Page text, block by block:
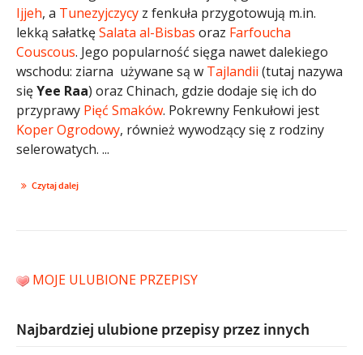
Ijjeh, a Tunezyjczycy z fenkuła przygotowują m.in.
lekką sałatkęSalata al-Bisbas oraz Farfoucha
Couscous. Jego popularność sięga nawet dalekiego
wschodu: ziarna używane są w Tajlandii (tutaj nazywa
sięYee Raa) oraz Chinach, gdzie dodaje się ich do
przyprawy Pięć Smaków. Pokrewny Fenkułowi jest
Koper Ogrodowy, również wywodzący się z rodziny
selerowatych. ...
Czytaj dalej
MOJE ULUBIONE PRZEPISY
Najbardziej ulubione przepisy przez innych